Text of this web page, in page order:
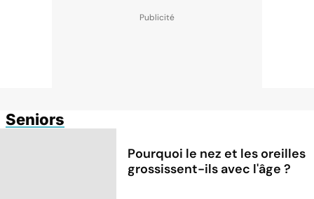
Seniors
Pourquoi le nez et les oreilles
grossissent-ils avec l'âge ?